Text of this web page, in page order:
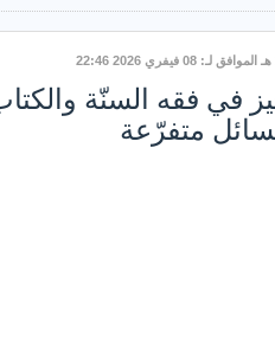
متفرّعة